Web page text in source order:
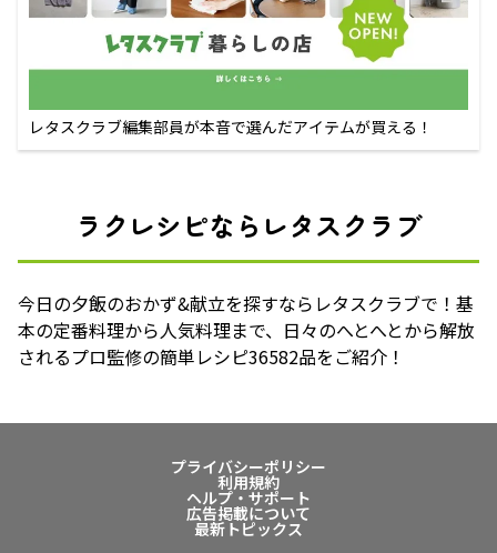
レタスクラブ編集部員が本音で選んだアイテムが買える！
ラクレシピならレタスクラブ
今日の夕飯のおかず&献立を探すならレタスクラブで！基
本の定番料理から人気料理まで、日々のへとへとから解放
されるプロ監修の簡単レシピ36582品をご紹介！
プライバシーポリシー
利用規約
ヘルプ・サポート
広告掲載について
最新トピックス